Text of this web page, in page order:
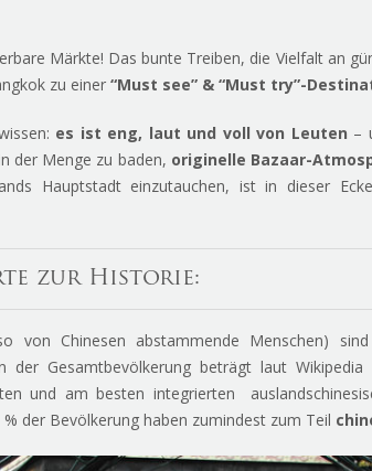
Märkte! Das bunte Treiben, die Vielfalt an
zu einer “Must see” & “Must try”-
es ist eng, laut und voll von Leuten –
der Menge zu baden, originelle Bazaar-
Hauptstadt einzutauchen, ist in dieser
zur Historie:
von Chinesen abstammende Menschen)
der Gesamtbevölkerung beträgt laut Wikipedia
und am besten integrierten
der Bevölkerung haben zumindest zum Teil